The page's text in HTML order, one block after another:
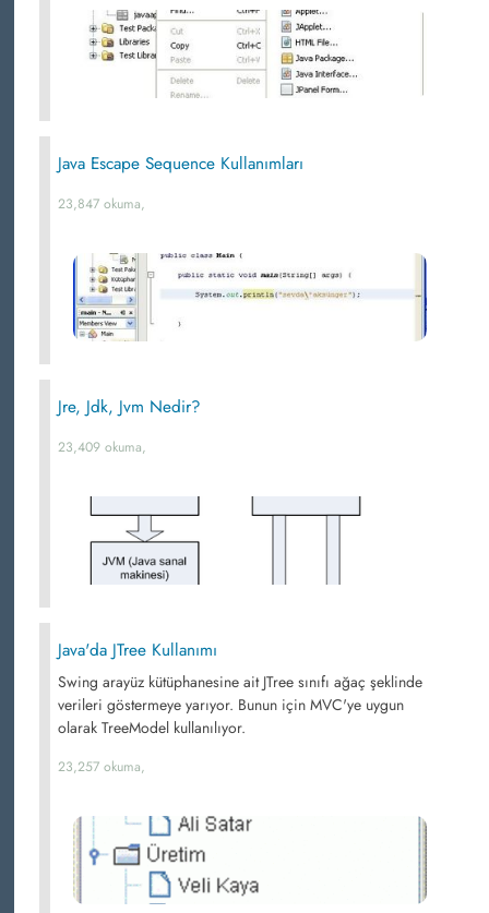
Java Escape Sequence Kullanımları
23,847 okuma,
Jre, Jdk, Jvm Nedir?
23,409 okuma,
Java'da JTree Kullanımı
Swing arayüz kütüphanesine ait JTree sınıfı ağaç şeklinde
verileri göstermeye yarıyor. Bunun için MVC'ye uygun
olarak TreeModel kullanılıyor.
23,257 okuma,